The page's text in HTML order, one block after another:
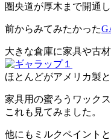
圏央道が厚木まで開通
前からみてみたかった
大きな倉庫に家具や古
ほとんどがアメリカ製
家具用の蜜ろうワック
これも見てみました。
他にもミルクペイント